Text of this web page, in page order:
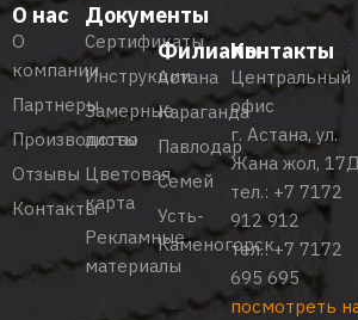
О нас
О
компании
Партнеры
Производство
Отзывы
Контакты
Документы
Сертификаты
Инструкции
Замерные
листы
Цветовая
карта
Рекламные
материалы
Филиалы
Астана
Караганда
Павлодар
Семей
Усть-
Каменогорск
Контакты
Центральный
офис
г. Астана, ул.
Жана жол, 17Д
тел.: +7 7172
912 912
тел.:+7 7172
695 695
посмотреть